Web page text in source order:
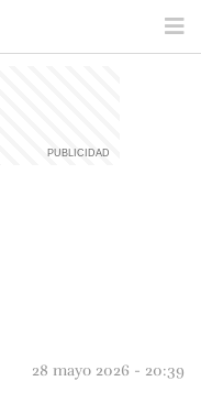
28 mayo 2026 - 20:39